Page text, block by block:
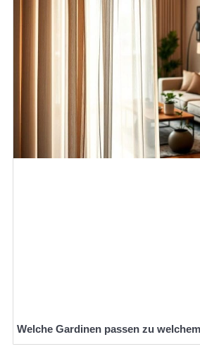
Welche Gardinen passen zu